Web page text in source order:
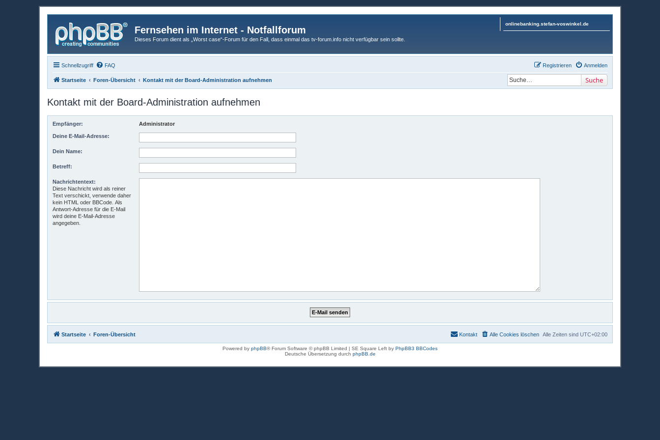
Fernsehen im Internet - Notfallforum
Dieses Forum dient als „Worst case“-Forum für den Fall, dass einmal das tv-forum.info nicht verfügbar sein sollte.
onlinebanking.stefan-voswinkel.de
Schnellzugriff FAQ Anmelden
Registrieren
Startseite Foren-Übersicht Kontakt mit der Board-Administration aufnehmen Suche
Kontakt mit der Board-Administration aufnehmen
Empfänger: Administrator
Deine E-Mail-Adresse:
Dein Name:
Betreff:
Nachrichtentext:
Diese Nachricht wird als reiner
Text verschickt, verwende daher
kein HTML oder BBCode. Als
Antwort-Adresse für die E-Mail
wird deine E-Mail-Adresse
angegeben.
Startseite Foren-Übersicht Alle Zeiten sind UTC+02:00
Alle Cookies löschen
Kontakt
Powered by phpBB® Forum Software © phpBB Limited | SE Square Left by PhpBB3 BBCodes
Deutsche Übersetzung durch phpBB.de